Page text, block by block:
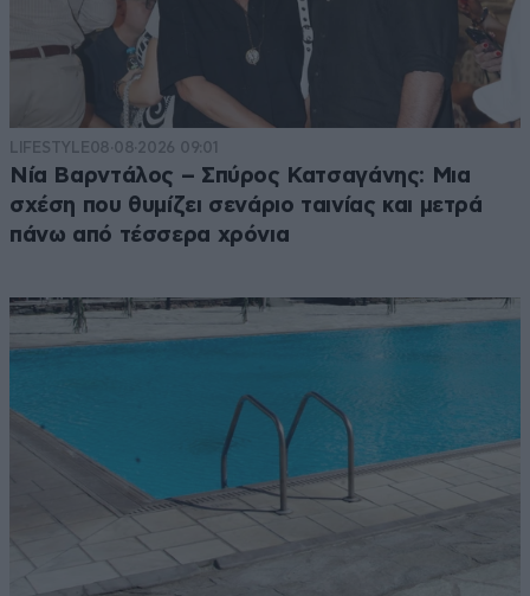
LIFESTYLE08·08·2026 09:01
Νία Βαρντάλος – Σπύρος Κατσαγάνης: Μια
σχέση που θυμίζει σενάριο ταινίας και μετρά
πάνω από τέσσερα χρόνια